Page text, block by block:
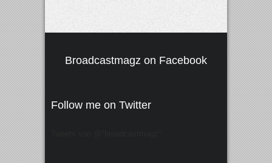
Broadcastmagz on Facebook
Follow me on Twitter